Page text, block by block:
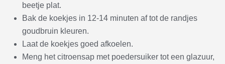
beetje plat.
Bak de koekjes in 12-14 minuten af tot de randjes
goudbruin kleuren.
Laat de koekjes goed afkoelen.
Meng het citroensap met poedersuiker tot een glazuur,